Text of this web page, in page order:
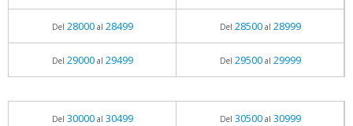
Del 28000al 28499 Del 28500al 28999
Del 29000al 29499 Del 29500al 29999
Del 30000al 30499 Del 30500al 30999